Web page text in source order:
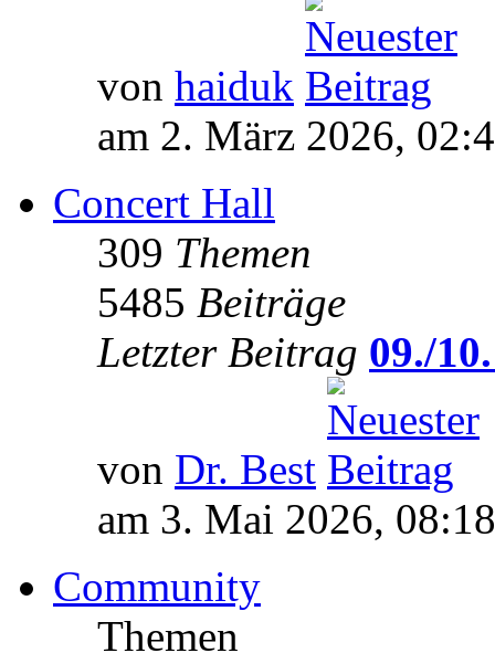
von haiduk
am 2. März 2026,
Concert Hall
309 Themen
5485 Beiträge
Letzter Beitrag 09./
von Dr. Best
am 3. Mai 2026, 08:18
Community
Themen